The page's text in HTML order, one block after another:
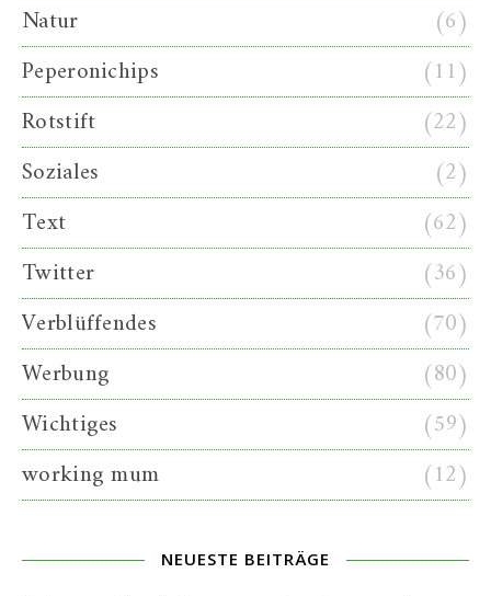
Natur
(6)
Peperonichips
(11)
Rotstift
(22)
Soziales
(2)
Text
(62)
Twitter
(36)
Verblüffendes
(70)
Werbung
(80)
Wichtiges
(59)
working mum
(12)
NEUESTE BEITRÄGE